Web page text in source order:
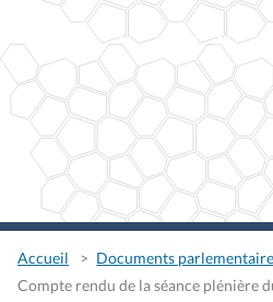
Accueil
Documents
Compte rendu de la séance plénière